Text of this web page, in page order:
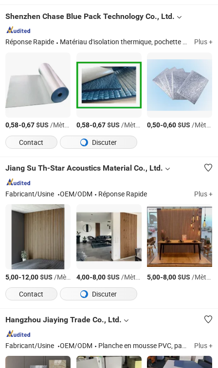
Shenzhen Chase Blue Pack Technology Co., Ltd.
Réponse Rapide Matériau d'isolation thermique, pochette thermique, enveloppe à bulles, doublure de boîte, couverture de palette, feuille thermique, mousse thermique, tissu tissé en aluminium, emballage postal, emballage en papier Plus +
0,58-0,67$US/Mètre Carré 0,58-0,67$US/Mètre Carré 0,50-0,60$US/Mètre Carré
Contact
Discuter
Jiang Su Th-Star Acoustics Material Co., Ltd.
Fabricant/Usine OEM/ODM Réponse Rapide Plus +
5,00-12,00$US/Mètre Carré 4,00-8,00$US/Mètre Carré 5,00-8,00$US/Mètre Carré
Contact
Discuter
Hangzhou Jiaying Trade Co., Ltd.
Fabricant/Usine OEM/ODM Planche en mousse PVC, panneau mural en PVC, feuille en mousse PVC, planche en mousse PVC embossée, planche en mousse PVC laminée, planche Celuka en PVC, planche Foamex en PVC, planche WPC, planche en mousse WPC, planche en co-extrusion PVC Plus +